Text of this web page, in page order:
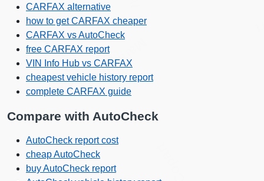
Copart
Autocheck
Manheim
CARFAX alternative
how to get CARFAX cheaper
CARFAX vs AutoCheck
free CARFAX report
VIN Info Hub vs CARFAX
cheapest vehicle history report
complete CARFAX guide
Compare with AutoCheck
AutoCheck report cost
cheap AutoCheck
buy AutoCheck report